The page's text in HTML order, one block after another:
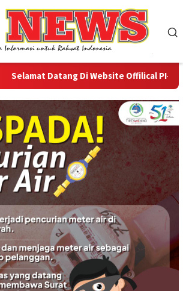
Selamat Datang Di Website Offilical PI-